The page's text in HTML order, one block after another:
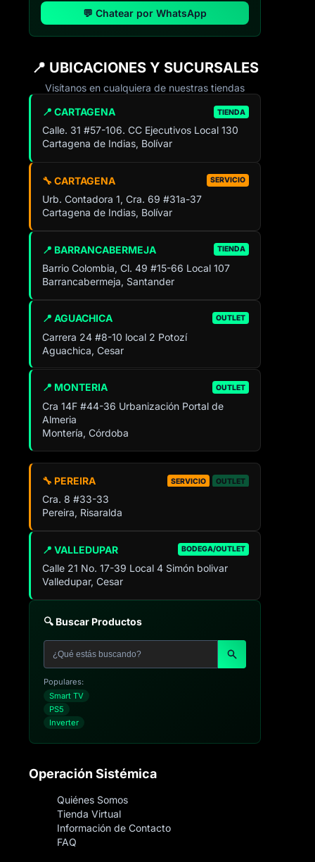
💬 Chatear por WhatsApp
📍 UBICACIONES Y SUCURSALES
Visítanos en cualquiera de nuestras tiendas
📍 CARTAGENA TIENDA
Calle. 31 #57-106. CC Ejecutivos Local 130
Cartagena de Indias, Bolívar
🔧 CARTAGENA SERVICIO
Urb. Contadora 1, Cra. 69 #31a-37
Cartagena de Indias, Bolívar
📍 BARRANCABERMEJA TIENDA
Barrio Colombia, Cl. 49 #15-66 Local 107
Barrancabermeja, Santander
📍 AGUACHICA OUTLET
Carrera 24 #8-10 local 2 Potozí
Aguachica, Cesar
📍 MONTERIA OUTLET
Cra 14F #44-36 Urbanización Portal de
Almeria
Montería, Córdoba
📍 VALLEDUPAR BODEGA/OUTLET
Calle 21 No. 17-39 Local 4 Simón bolivar
Valledupar, Cesar
🔧 PEREIRA SERVICIO OUTLET
Cra. 8 #33-33
Pereira, Risaralda
🔍 Buscar Productos
Populares:
Smart TV
PS5
Inverter
Operación Sistémica
Quiénes Somos
Tienda Virtual
Información de Contacto
FAQ